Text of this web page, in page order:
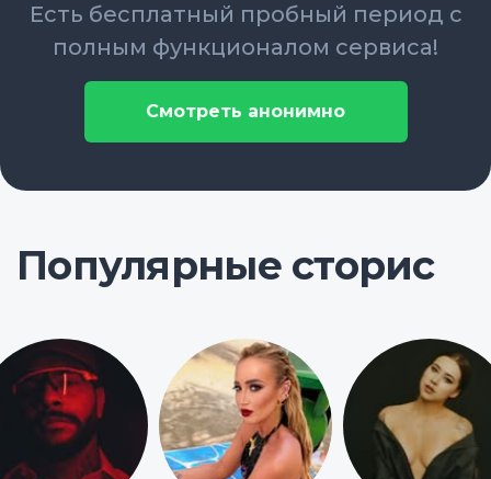
Есть бесплатный пробный период с
полным функционалом сервиса!
Смотреть анонимно
Популярные сторис